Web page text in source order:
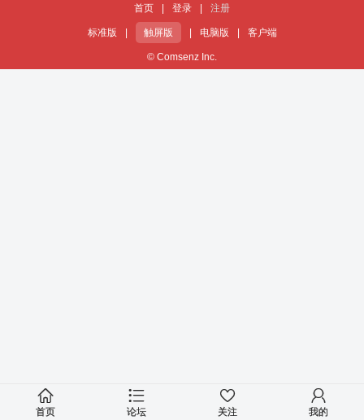
首页 登录 注册
标准版 触屏版 电脑版 客户端
© Comsenz Inc.
首页 论坛 关注 我的